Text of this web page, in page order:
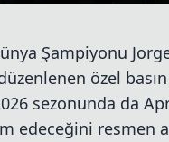
Şampiyonu
özel basın
sezonunda da
edeceğini resmen